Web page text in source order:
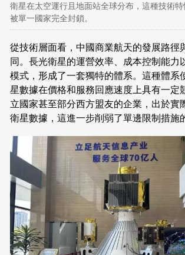
衛星在太空運行且地面站全球分布，這種技術
被單一國家完全封鎖。
從技術層面看，中國商業航天的發展路徑
同。長光衛星的運營效率、成本控制能力
模式，形成了一套獨特的體系。這種體系
星數據在價格和服務回應速度上具有一定
立國家甚至部分西方盟友的企業，出於實
衛星數據，這進一步削弱了單邊限制措施